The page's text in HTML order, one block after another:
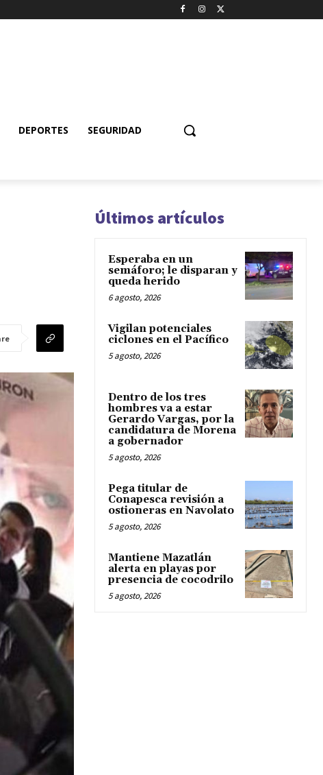
DEPORTES SEGURIDAD
Últimos artículos
Esperaba en un
semáforo; le disparan y
queda herido
6 agosto, 2026
Vigilan potenciales
ciclones en el Pacífico
5 agosto, 2026
Dentro de los tres
hombres va a estar
Gerardo Vargas, por la
candidatura de Morena
a gobernador
5 agosto, 2026
Pega titular de
Conapesca revisión a
ostioneras en Navolato
5 agosto, 2026
Mantiene Mazatlán
alerta en playas por
presencia de cocodrilo
5 agosto, 2026